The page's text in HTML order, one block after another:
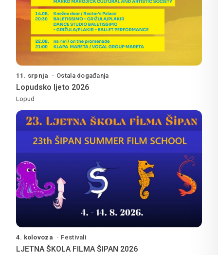
11. srpnja Ostala događanja
Lopudsko ljeto 2026
Lopud
4. kolovoza Festivali
LJETNA ŠKOLA FILMA ŠIPAN 2026